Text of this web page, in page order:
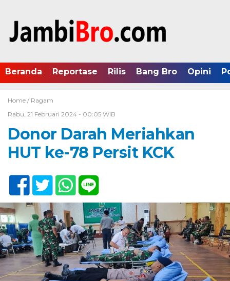
Beranda Reportase Rilis Bang Bro Opini
Home / Ragam
Rabu, 21 Februari 2024 - 00:05 WIB
Donor Darah Meriahkan
HUT ke-78 Persit KCK